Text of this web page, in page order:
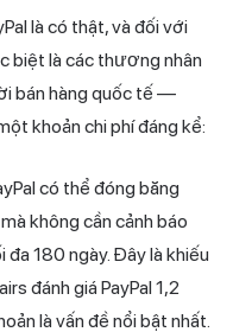
là có thật, và đối với
biệt là các thương nhân
bán hàng quốc tế —
khoản chi phí đáng kể:
có thể đóng băng
không cần cảnh báo
180 ngày. Đây là khiếu
đánh giá PayPal 1,2
là vấn đề nổi bật nhất.